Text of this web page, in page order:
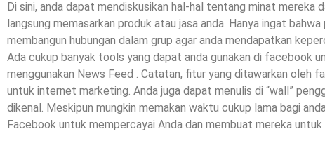
Di sini, anda dapat mendiskusikan hal-hal tentang minat mereka
langsung memasarkan produk atau jasa anda. Hanya ingat
membangun hubungan dalam grup agar anda mendapatkan
Ada cukup banyak tools yang dapat anda gunakan di facebook
menggunakan News Feed . Catatan, fitur yang ditawarkan oleh
untuk internet marketing. Anda juga dapat menulis di “wall”
dikenal. Meskipun mungkin memakan waktu cukup lama bagi
Facebook untuk mempercayai Anda dan membuat mereka